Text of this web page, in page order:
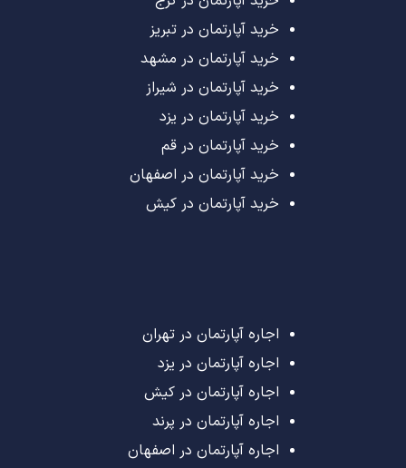
خرید آپارتمان در تبریز
خرید آپارتمان در مشهد
خرید آپارتمان در شیراز
خرید آپارتمان در یزد
خرید آپارتمان در قم
خرید آپارتمان در اصفهان
خرید آپارتمان در کیش
اجاره آپارتمان در تهران
اجاره آپارتمان در یزد
اجاره آپارتمان در کیش
اجاره آپارتمان در پرند
اجاره آپارتمان در اصفهان